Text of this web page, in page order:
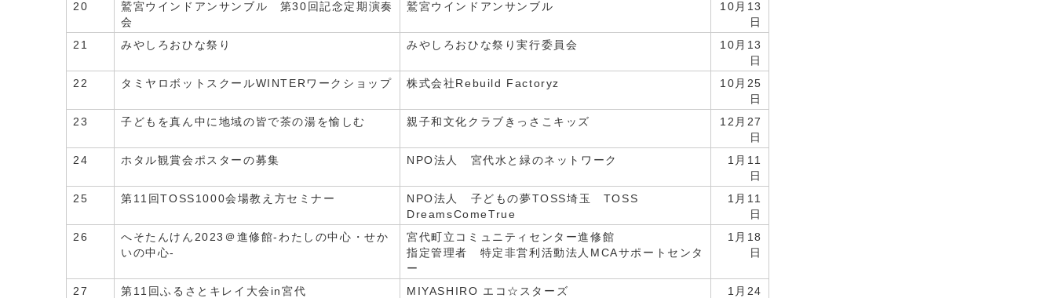
20
鷲宮ウインドアンサンブル 第30回記念定期演奏
会
鷲宮ウインドアンサンブル
10月13
日
21
みやしろおひな祭り みやしろおひな祭り実行委員会
10月13
日
22
タミヤロボットスクールWINTERワークショップ 株式会社Rebuild Factoryz
10月25
日
23
子どもを真ん中に地域の皆で茶の湯を愉しむ 親子和文化クラブきっさこキッズ
12月27
日
24
ホタル観賞会ポスターの募集 NPO法人 宮代水と緑のネットワーク
1月11
日
25
第11回TOSS1000会場教え方セミナー
NPO法人 子どもの夢TOSS埼玉 TOSS
DreamsComeTrue
1月11
日
26
へそたんけん2023＠進修館-わたしの中心・せか
いの中心-
宮代町立コミュニティセンター進修館
指定管理者 特定非営利活動法人MCAサポートセンタ
ー
1月18
日
27 第11回ふるさとキレイ大会in宮代 MIYASHIRO エコ☆スターズ
1月24